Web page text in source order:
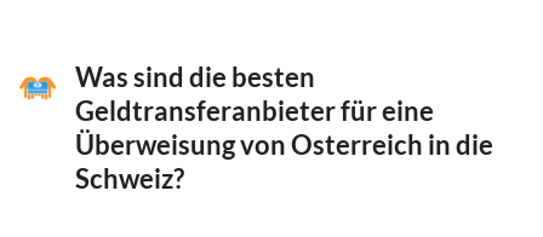
Was sind die besten
Geldtransferanbieter für eine
Überweisung von Osterreich in die
Schweiz?